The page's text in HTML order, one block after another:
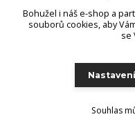
Vytvořeno
Bohužel i náš e-shop a
souborů cookies, aby
se
Nastavení
Souhlas